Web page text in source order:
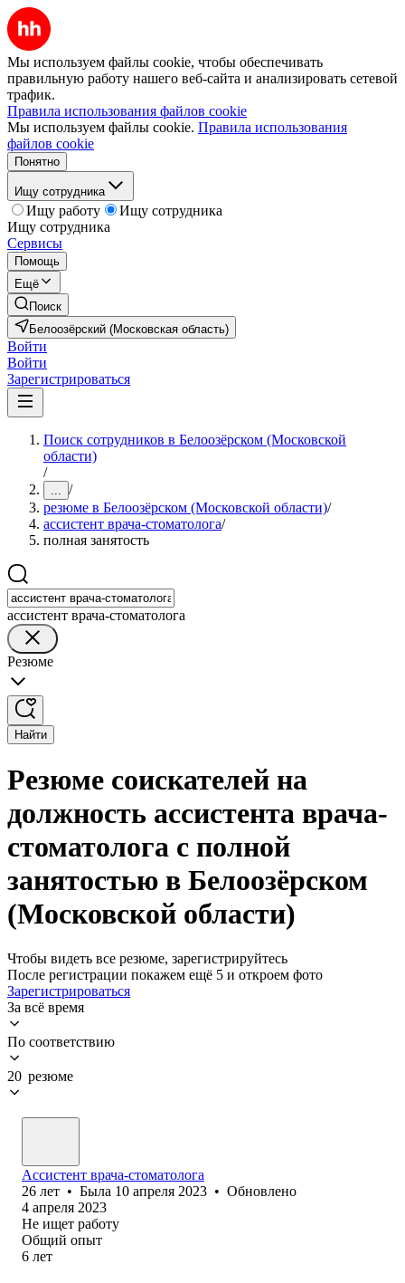
Мы используем файлы cookie, чтобы обеспечивать
правильную работу нашего веб-сайта и анализировать сетевой
трафик.
Правила использования файлов cookie
Мы используем файлы cookie. Правила использования
файлов cookie
Понятно
Ищу сотрудника
Ищу работу
Ищу сотрудника
Ищу сотрудника
Сервисы
Помощь
Ещё
Поиск
Белоозёрский (Московская область)
Войти
Войти
Зарегистрироваться
Поиск сотрудников в Белоозёрском (Московской
области)
/
... /
резюме в Белоозёрском (Московской области)/
ассистент врача-стоматолога/
полная занятость
ассистент врача-стоматолога
Резюме
Найти
Резюме соискателей на
должность ассистента врача-
стоматолога с полной
занятостью в Белоозёрском
(Московской области)
Чтобы видеть все резюме, зарегистрируйтесь
После регистрации покажем ещё 5 и откроем фото
Зарегистрироваться
За всё время
По соответствию
20 резюме
Ассистент врача-стоматолога
26 лет • Была 10 апреля 2023 • Обновлено
4 апреля 2023
Не ищет работу
Общий опыт
6 лет